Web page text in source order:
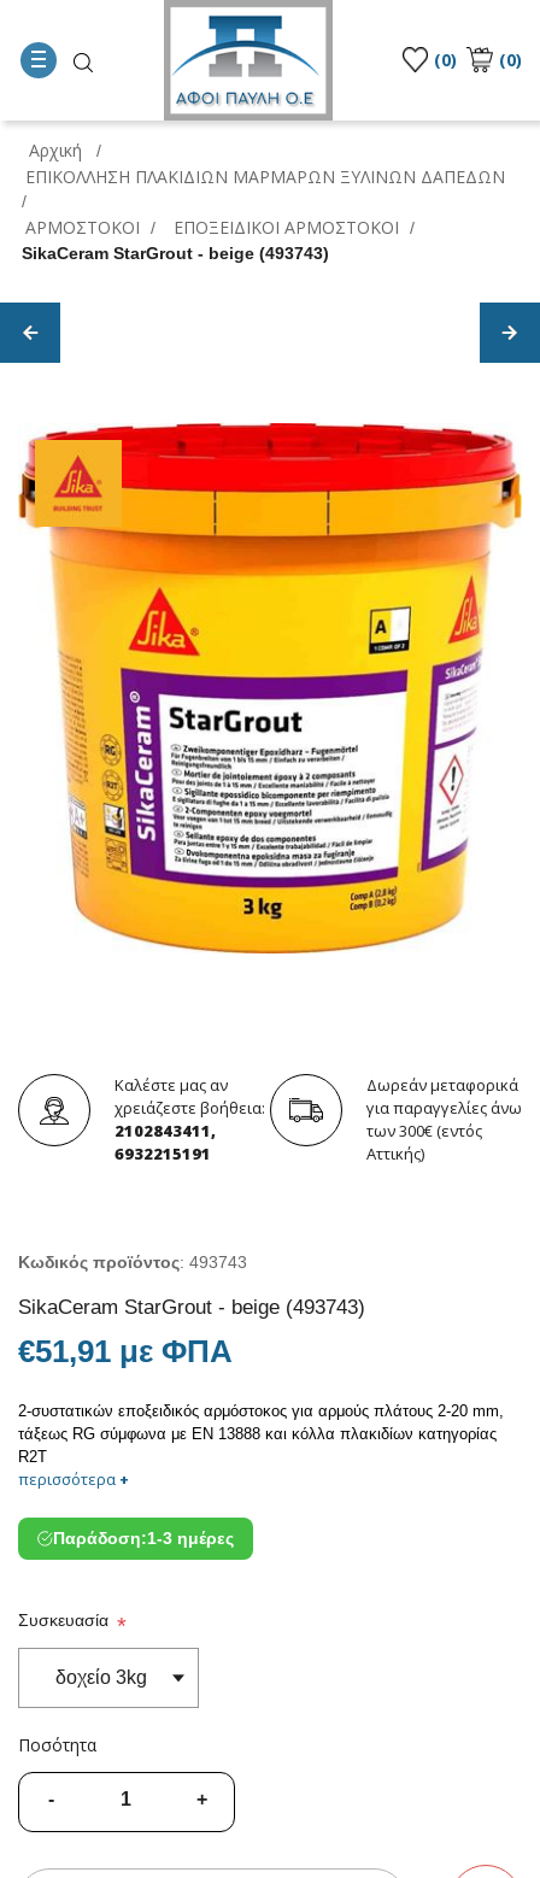
(0) (0)
Αρχική /
ΕΠΙΚΟΛΛΗΣΗ ΠΛΑΚΙΔΙΩΝ ΜΑΡΜΑΡΩΝ ΞΥΛΙΝΩΝ ΔΑΠΕΔΩΝ
/
ΑΡΜΟΣΤΟΚΟΙ / ΕΠΟΞΕΙΔΙΚΟΙ ΑΡΜΟΣΤΟΚΟΙ
/
SikaCeram StarGrout - beige (493743)
Καλέστε μας αν
χρειάζεστε βοήθεια:
2102843411,
6932215191
Δωρεάν μεταφορικά
για παραγγελίες άνω
των 300€ (εντός
Αττικής)
Κωδικός προϊόντος: 493743
SikaCeram StarGrout - beige (493743)
€51,91 με ΦΠΑ
2-συστατικών εποξειδικός αρμόστοκος για αρμούς πλάτους 2-20 mm,
τάξεως RG σύμφωνα με ΕΝ 13888 και κόλλα πλακιδίων κατηγορίας
R2T
περισσότερα +
Παράδοση:1-3 ημέρες
Συσκευασία *
Ποσότητα